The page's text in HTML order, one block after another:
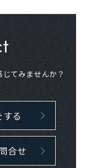
てみませんか？
る
合せ